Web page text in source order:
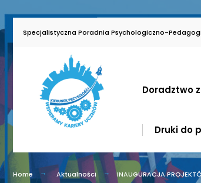
Skip
Specjalistyczna Poradnia Psychologiczno-
Doradztwo
Druki do
Home Aktualności INAUGURACJA